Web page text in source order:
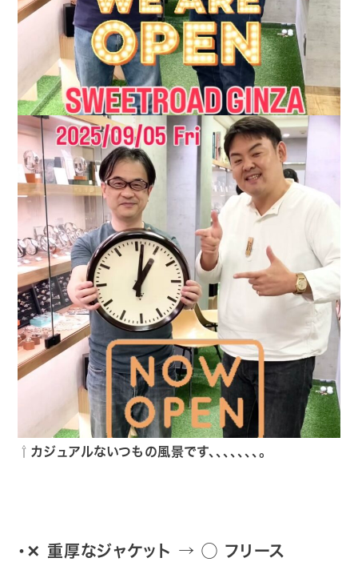
⇧カジュアルないつもの風景です、、、、、、、。
・✕ 重厚なジャケット → ◯ フリース